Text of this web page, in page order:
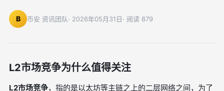
B 币安 资讯团队· 2026年05月31日· 阅读 879
L2市场竞争为什么值得关注
L2市场竞争，指的是以太坊等主链之上的二层网络之间，为了